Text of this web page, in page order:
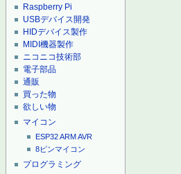
Raspberry Pi
USBデバイス開発
HIDデバイス製作
MIDI機器製作
ニコニコ技術部
電子部品
通販
買った物
欲しい物
マイコン
ESP32ARMAVR
8ピンマイコン
プログラミング